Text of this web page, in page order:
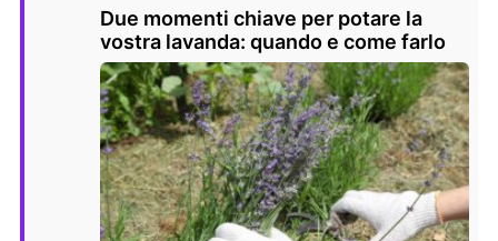
Due momenti chiave per potare la
vostra lavanda: quando e come farlo